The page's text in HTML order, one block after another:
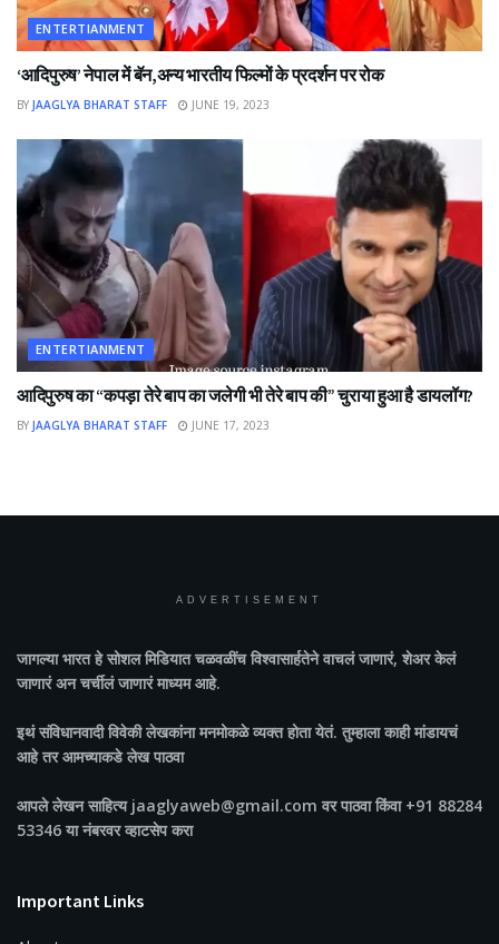
ENTERTIANMENT
‘आदिपुरुष’ नेपाल में बॅन,अन्य भारतीय फिल्मों के प्रदर्शन पर रोक
BY JAAGLYA BHARAT STAFF JUNE 19, 2023
ENTERTIANMENT
आदिपुरुष का “कपड़ा तेरे बाप का जलेगी भी तेरे बाप की” चुराया हुआ है डायलॉग?
BY JAAGLYA BHARAT STAFF JUNE 17, 2023
ADVERTISEMENT
जागल्या भारतहे सोशल मिडियात चळवळींच विश्वासार्हतेने वाचलं जाणारं, शेअर केलं
जाणारं अन चर्चीलं जाणारं माध्यम आहे.
इथं संविधानवादी विवेकी लेखकांना मनमोकळे व्यक्त होता येतं. तुम्हाला काही मांडायचं
आहे तर आमच्याकडे लेख पाठवा
आपले लेखन साहित्य jaaglyaweb@gmail.com वर पाठवा किंवा +91 88284
53346 या नंबरवर व्हाटसेप करा
Important Links